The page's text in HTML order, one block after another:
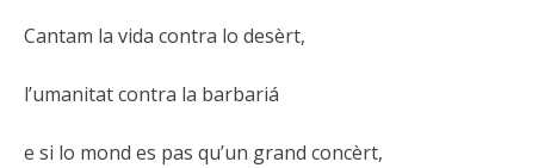
Cantam la vida contra lo desèrt,
l’umanitat contra la barbariá
e si lo mond es pas qu’un grand concèrt,